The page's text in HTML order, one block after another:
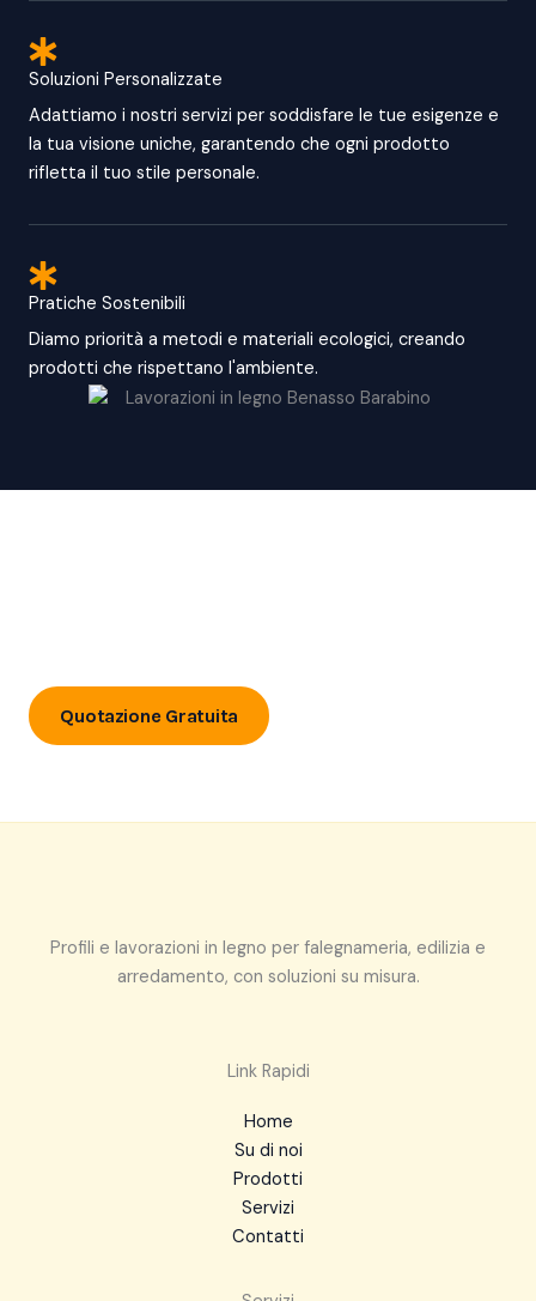
Soluzioni Personalizzate
Adattiamo i nostri servizi per soddisfare le tue esigenze e
la tua visione uniche, garantendo che ogni prodotto
rifletta il tuo stile personale.
Pratiche Sostenibili
Diamo priorità a metodi e materiali ecologici, creando
prodotti che rispettano l'ambiente.
Quotazione Gratuita
Profili e lavorazioni in legno per falegnameria, edilizia e
arredamento, con soluzioni su misura.
Link Rapidi
Home
Su di noi
Prodotti
Servizi
Contatti